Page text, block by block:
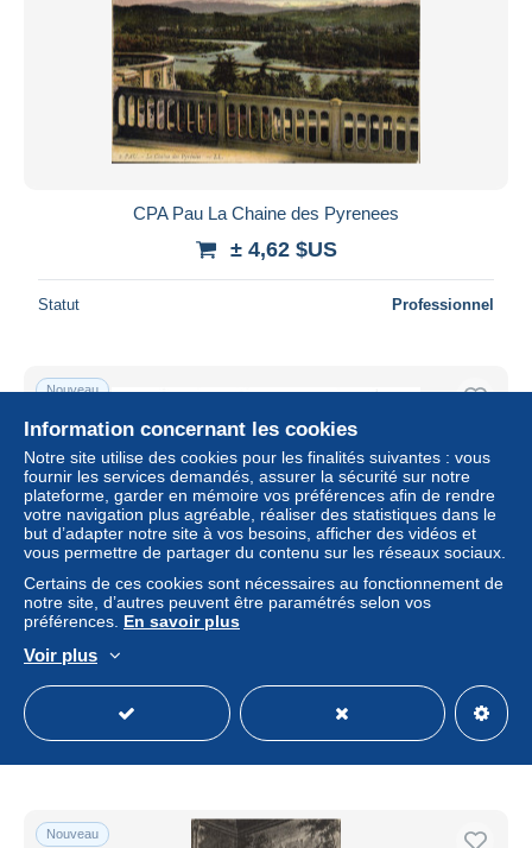
CPA Pau La Chaine des Pyrenees
± 4,62 $US
Statut Professionnel
Nouveau
± 34,68 $US
Nouveau
Information concernant les cookies
Notre site utilise des cookies pour les finalités suivantes : vous
fournir les services demandés, assurer la sécurité sur notre
plateforme, garder en mémoire vos préférences afin de rendre
votre navigation plus agréable, réaliser des statistiques dans le
but d’adapter notre site à vos besoins, afficher des vidéos et
vous permettre de partager du contenu sur les réseaux sociaux.
Certains de ces cookies sont nécessaires au fonctionnement de
notre site, d’autres peuvent être paramétrés selon vos
préférences. En savoir plus
Voir plus